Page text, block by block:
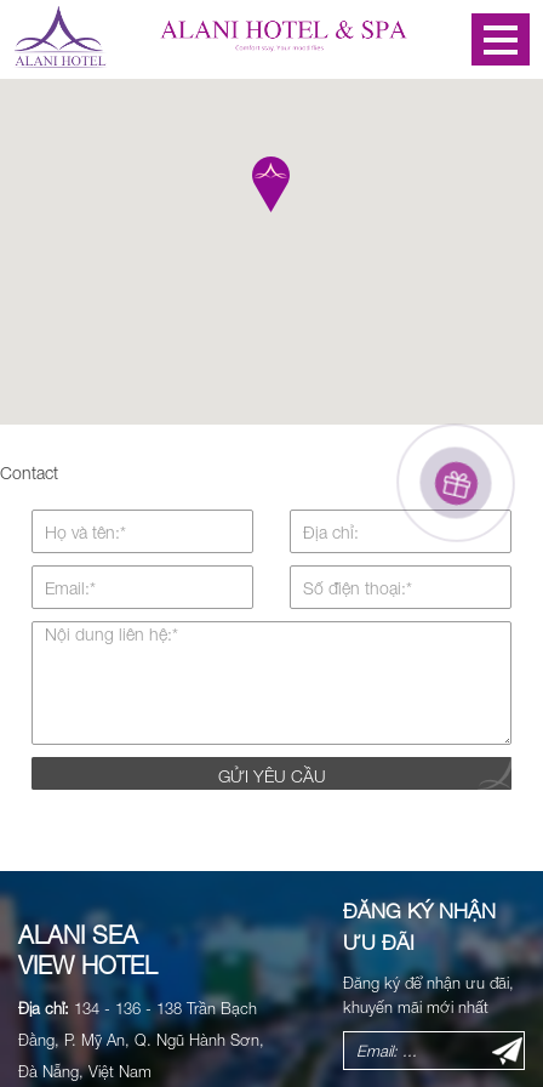
Contact
ALANI SEA
VIEW HOTEL
Địa chỉ: 134 - 136 - 138 Trần Bạch
Đằng, P. Mỹ An, Q. Ngũ Hành Sơn,
Đà Nẵng, Việt Nam
ĐĂNG KÝ NHẬN
ƯU ĐÃI
Đăng ký để nhận ưu đãi,
khuyến mãi mới nhất